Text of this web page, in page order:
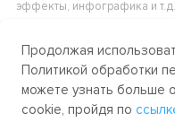
эффекты, инфографика и
американским и
материалов без
международных и
аффилированных лиц
нами, чтобы узнать
Продолжая
Политикой обработки
можете узнать больше
cookie, пройдя по